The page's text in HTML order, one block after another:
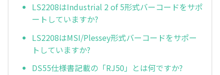
LS2208はIndustrial 2 of 5形式バーコードをサポ
ートしていますか?
LS2208はMSI/Plessey形式バーコードをサポー
トしていますか?
DS55仕様書記載の「RJ50」とは何ですか?